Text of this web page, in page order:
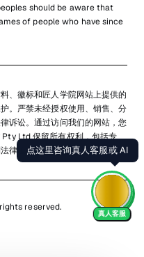
should be aware that
of people who have since
、徽标和匠人学院网站上提供的
。严禁未经授权使用、销售、分
诉讼。通过访问我们的网站，您
Ltd 保留所有权利，包括专
律追究。查看用户协议
reserved.
真人客服